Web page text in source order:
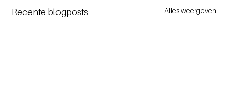
Recente blogposts Alles weergeven